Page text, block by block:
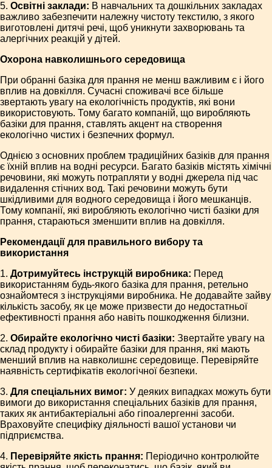
5. Освітні заклади: В навчальних та дошкільних закладах
важливо забезпечити належну чистоту текстилю, з якого
виготовлені дитячі речі, щоб уникнути захворювань та
алергічних реакцій у дітей.
Охорона навколишнього середовища
При обранні базіка для прання не менш важливим є і його
вплив на довкілля. Сучасні споживачі все більше
звертають увагу на екологічність продуктів, які вони
використовують. Тому багато компаній, що виробляють
базіки для прання, ставлять акцент на створення
екологічно чистих і безпечних формул.
Однією з основних проблем традиційних базіків для прання
є їхній вплив на водні ресурси. Багато базіків містять хімічні
речовини, які можуть потрапляти у водні джерела під час
видалення стічних вод. Такі речовини можуть бути
шкідливими для водного середовища і його мешканців.
Тому компанії, які виробляють екологічно чисті базіки для
прання, стараються зменшити вплив на довкілля.
Рекомендації для правильного вибору та
використання
1. Дотримуйтесь інструкцій виробника: Перед
використанням будь-якого базіка для прання, ретельно
ознайомтеся з інструкціями виробника. Не додавайте зайву
кількість засобу, як це може призвести до недостатньої
ефективності прання або навіть пошкодження білизни.
2. Обирайте екологічно чисті базіки: Звертайте увагу на
склад продукту і обирайте базіки для прання, які мають
менший вплив на навколишнє середовище. Перевіряйте
наявність сертифікатів екологічної безпеки.
3. Для спеціальних вимог: У деяких випадках можуть бути
вимоги до використання спеціальних базіків для прання,
таких як антибактеріальні або гіпоалергенні засоби.
Враховуйте специфіку діяльності вашої установи чи
підприємства.
4. Перевіряйте якість прання: Періодично контролюйте